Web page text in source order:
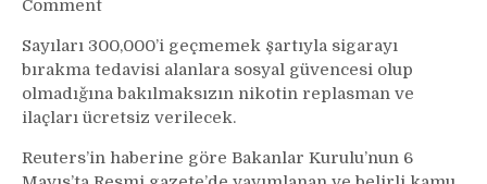
Commenton
bırakma
tedavisi
alana
ücretsiz
Sayıları 300,000’i geçmemek şartıyla sigarayı
bırakma tedavisi alanlara sosyal güvencesi olup
olmadığına bakılmaksızın nikotin replasman ve
ilaçları ücretsiz verilecek.
Reuters’in haberine göre Bakanlar Kurulu’nun 6